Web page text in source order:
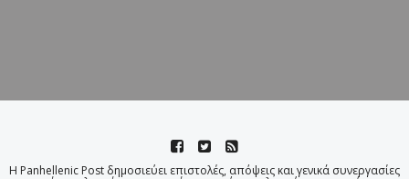
Η Panhellenic Post δημοσιεύει επιστολές, απόψεις και γενικά συνεργασίες